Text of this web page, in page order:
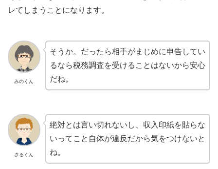
レてしまうことになります。
みのくん
そうか。だったら相手がまじめに申告してい
るなら税務調査を受けることはないから安心
だね。
さるくん
絶対とは言い切れないし、収入印紙を貼らな
いってこと自体が違反だから気をつけないと
ね。